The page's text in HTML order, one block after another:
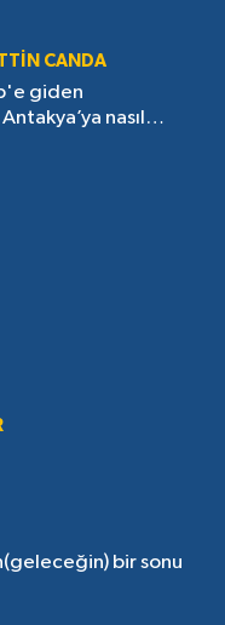
CANDA
giden
nasıl
bir sonu